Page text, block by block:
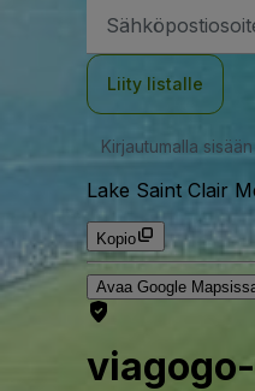
Liity listalle
Kirjautumalla
Lake Saint Clair
Kopio
Avaa Google